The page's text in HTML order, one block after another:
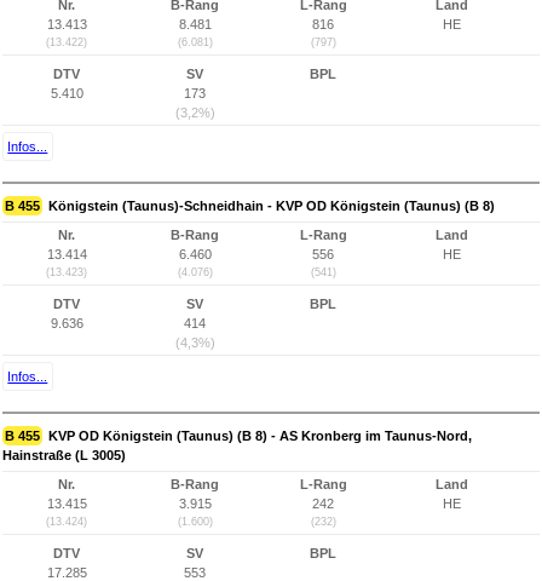
Nr.
13.413
(13.422)
B-Rang
8.481
(6.081)
L-Rang
816
(797)
Land
HE
DTV
5.410
SV
173
(3,2%)
BPL
Infos...
B 455 Königstein (Taunus)-Schneidhain - KVP OD Königstein (Taunus) (B 8)
Nr.
13.414
(13.423)
B-Rang
6.460
(4.076)
L-Rang
556
(541)
Land
HE
DTV
9.636
SV
414
(4,3%)
BPL
Infos...
B 455 KVP OD Königstein (Taunus) (B 8) - AS Kronberg im Taunus-Nord,
Hainstraße (L 3005)
Nr.
13.415
(13.424)
B-Rang
3.915
(1.600)
L-Rang
242
(232)
Land
HE
DTV
17.285
SV
553
BPL